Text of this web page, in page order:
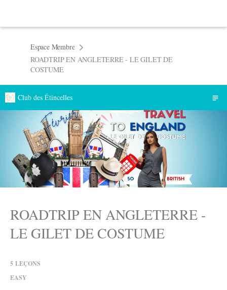
Espace Membre
ROADTRIP EN ANGLETERRE - LE GILET DE
COSTUME
Club des Étincelles
ROADTRIP EN ANGLETERRE -
LE GILET DE COSTUME
5 LEÇONS
EASY